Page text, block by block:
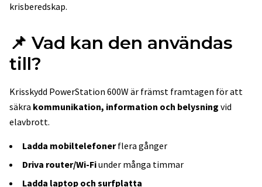
krisberedskap.
📌 Vad kan den användas
till?
Krisskydd PowerStation 600W är främst framtagen för att
säkra kommunikation, information och belysning vid
elavbrott.
Ladda mobiltelefonerflera gånger
Driva router/Wi-Fiunder många timmar
Ladda laptop och surfplatta